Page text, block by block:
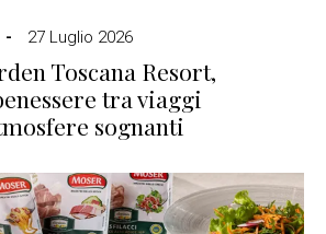
27 Luglio 2026
Toscana Resort,
tra viaggi
sognanti